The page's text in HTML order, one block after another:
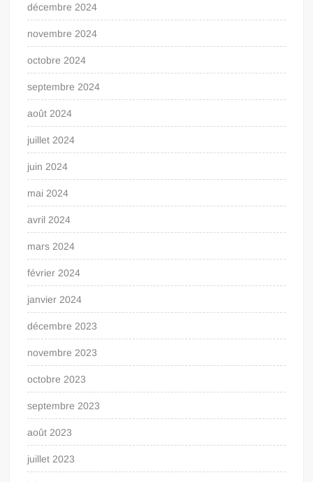
décembre 2024
novembre 2024
octobre 2024
septembre 2024
août 2024
juillet 2024
juin 2024
mai 2024
avril 2024
mars 2024
février 2024
janvier 2024
décembre 2023
novembre 2023
octobre 2023
septembre 2023
août 2023
juillet 2023